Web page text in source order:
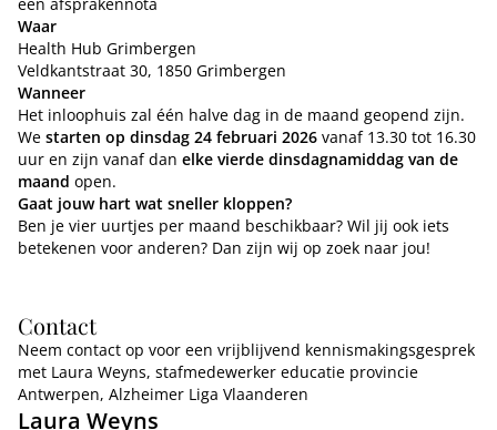
Waar
Health Hub Grimbergen
Veldkantstraat 30, 1850 Grimbergen
Wanneer
Het inloophuis zal één halve dag in de maand geopend zijn.
We starten op dinsdag 24 februari 2026 vanaf 13.30 tot 16.30
uur en zijn vanaf dan elke vierde dinsdagnamiddag van de
maand open.
Gaat jouw hart wat sneller kloppen?
Ben je vier uurtjes per maand beschikbaar? Wil jij ook iets
betekenen voor anderen? Dan zijn wij op zoek naar jou!
Contact
Neem contact op voor een vrijblijvend kennismakingsgesprek
met Laura Weyns, stafmedewerker educatie provincie
Antwerpen, Alzheimer Liga Vlaanderen
Laura Weyns